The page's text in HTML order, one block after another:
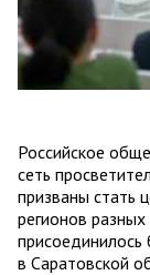
Российское
сеть
призваны стать
регионов
присоединилось
в Саратовской